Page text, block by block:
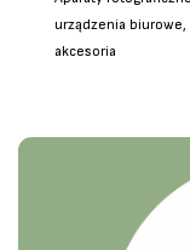
urządzenia
akcesoria